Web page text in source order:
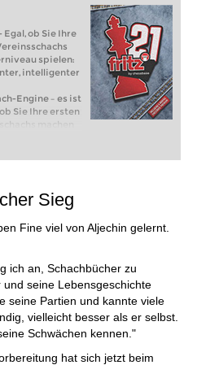
ob Sie Ihre
spielen:
intelligenter
Engine – es ist
Sie Ihre ersten
machen
Mit
und
Sieg
Fine viel von Aljechin gelernt.
ich an, Schachbücher zu
seine Lebensgeschichte
seine Partien und kannte viele
vielleicht besser als er selbst.
Schwächen kennen."
hat sich jetzt beim